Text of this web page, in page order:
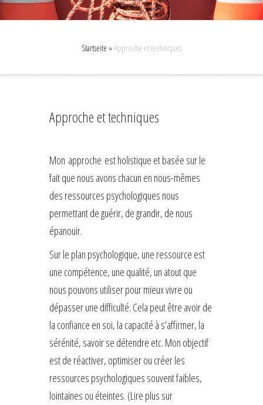
Startseite »Approche et techniques
Approche et techniques
Mon approche est holistique et basée sur le
fait que nous avons chacun en nous-mêmes
des ressources psychologiques nous
permettant de guérir, de grandir, de nous
épanouir.
Sur le plan psychologique, une ressource est
une compétence, une qualité, un atout que
nous pouvons utiliser pour mieux vivre ou
dépasser une difficulté. Cela peut être avoir de
la confiance en soi, la capacité à s’affirmer, la
sérénité, savoir se détendre etc. Mon objectif
est de réactiver, optimiser ou créer les
ressources psychologiques souvent faibles,
lointaines ou éteintes. (Lire plus sur